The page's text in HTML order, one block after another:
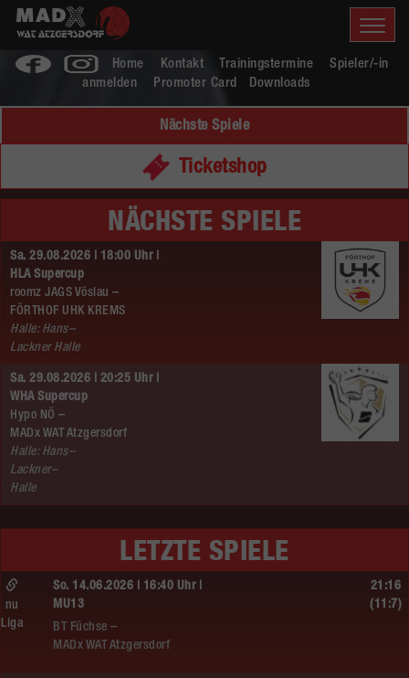
Home Kontakt Trainingstermine
Spieler/-in
anmelden
Promoter Card Downloads
Nächste Spiele
Ticketshop
NÄCHSTE SPIELE
Sa. 29.08.2026 | 18:00 Uhr |
HLA Supercup
roomz JAGS Vöslau –
FÖRTHOF UHK KREMS
Halle: Hans–
Lackner Halle
Sa. 29.08.2026 | 20:25 Uhr |
WHA Supercup
Hypo NÖ –
MADx WAT Atzgersdorf
Halle: Hans–
Lackner–
Halle
LETZTE SPIELE
So. 14.06.2026 | 16:40 Uhr |
MU13
BT Füchse –
MADx WAT Atzgersdorf
nu
Liga
21:16
(11:7)